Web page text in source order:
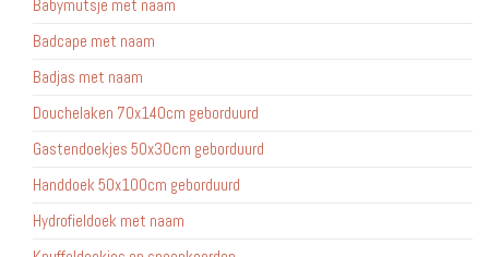
Babymutsje met naam
Badcape met naam
Badjas met naam
Douchelaken 70x140cm geborduurd
Gastendoekjes 50x30cm geborduurd
Handdoek 50x100cm geborduurd
Hydrofieldoek met naam